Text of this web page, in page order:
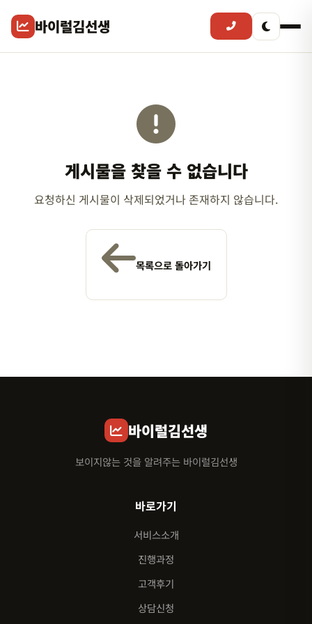
바이럴김선생
게시물을 찾을 수 없습니다
요청하신 게시물이 삭제되었거나 존재하지 않습니다.
목록으로 돌아가기
바이럴김선생
보이지않는 것을 알려주는 바이럴김선생
바로가기
서비스소개
진행과정
고객후기
상담신청